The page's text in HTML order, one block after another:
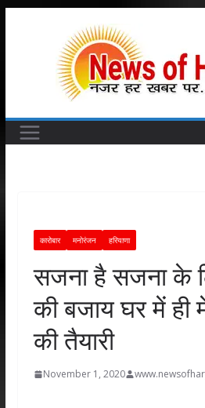
कारोबार मनोरंजन हरियाणा
सजना है सजना के
की बजाय घर में ही
की तैयारी
November 1, 2020